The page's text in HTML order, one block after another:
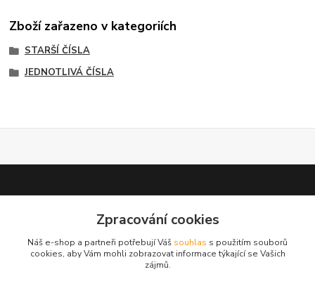
Zboží zařazeno v kategoriích
STARŠÍ ČÍSLA
JEDNOTLIVÁ ČÍSLA
Zpracování cookies
Náš e-shop a partneři potřebují Váš souhlas s použitím souborů
cookies, aby Vám mohli zobrazovat informace týkající se Vašich
zájmů.